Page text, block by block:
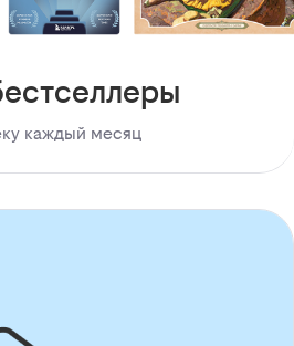
каждый месяц